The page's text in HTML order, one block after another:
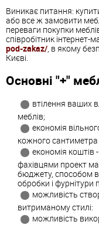
Виникає питання:
або все ж замовити
переваги покупки
співробітник інтернет-
pod-zakaz/, в якому
Києві.
Основні "+"
втілення ваших
меблів;
економія
кожного
економія
фахівцями проект
бюджету, способом
обробки і
можливість
витриманому стилі:
можливість